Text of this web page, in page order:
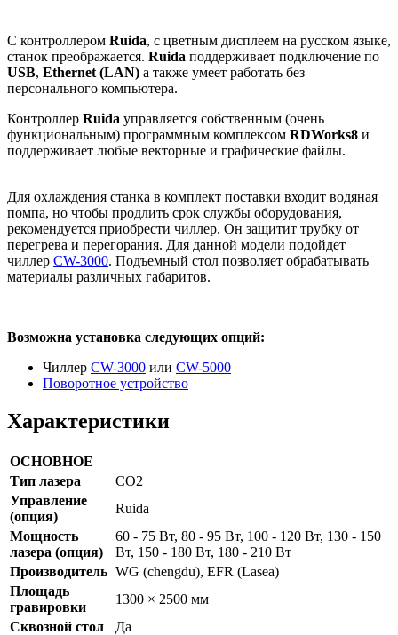
С контроллером Ruida, с цветным дисплеем на русском языке,
станок преображается. Ruida поддерживает подключение по
USB, Ethernet (LAN) а также умеет работать без
персонального компьютера.
Контроллер Ruida управляется собственным (очень
функциональным) программным комплексом RDWorks8 и
поддерживает любые векторные и графические файлы.
Для охлаждения станка в комплект поставки входит водяная
помпа, но чтобы продлить срок службы оборудования,
рекомендуется приобрести чиллер. Он защитит трубку от
перегрева и перегорания. Для данной модели подойдет
чиллер CW-3000. Подъемный стол позволяет обрабатывать
материалы различных габаритов.
Возможна установка следующих опций:
Чиллер CW-3000 или CW-5000
Поворотное устройство
Характеристики
ОСНОВНОЕ
Тип лазера
CO2
Управление
(опция)
Ruida
Мощность
лазера (опция)
60 - 75 Вт, 80 - 95 Вт, 100 - 120 Вт, 130 - 150
Вт, 150 - 180 Вт, 180 - 210 Вт
Производитель WG (chengdu), EFR (Lasea)
Площадь
гравировки
1300 × 2500 мм
Сквозной стол
Да